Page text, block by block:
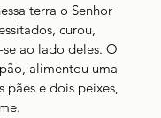
terra o Senhor
curou,
ao lado deles. O
alimentou uma
e dois peixes,